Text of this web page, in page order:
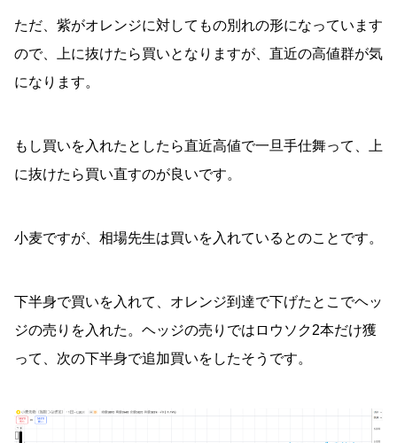
ただ、紫がオレンジに対してもの別れの形になっています
ので、上に抜けたら買いとなりますが、直近の高値群が気
になります。
もし買いを入れたとしたら直近高値で一旦手仕舞って、上
に抜けたら買い直すのが良いです。
小麦ですが、相場先生は買いを入れているとのことです。
下半身で買いを入れて、オレンジ到達で下げたとこでヘッ
ジの売りを入れた。ヘッジの売りではロウソク2本だけ獲
って、次の下半身で追加買いをしたそうです。